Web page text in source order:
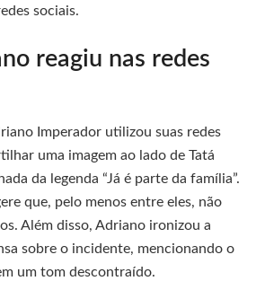
sociais.
reagiu nas redes
Imperador utilizou suas redes
uma imagem ao lado de Tatá
da legenda “Já é parte da família”.
que, pelo menos entre eles, não
Além disso, Adriano ironizou a
sobre o incidente, mencionando o
um tom descontraído.